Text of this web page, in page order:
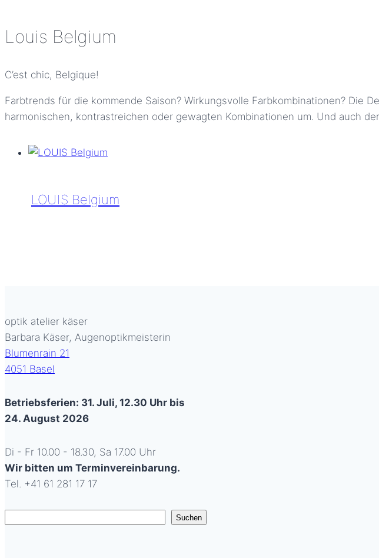
Louis Belgium
C’est chic, Belgique!
Farbtrends für die kommende Saison? Wirkungsvolle Farbkombinationen? Die
harmonischen, kontrastreichen oder gewagten Kombinationen um. Und auch
LOUIS Belgium
optik atelier käser
Barbara Käser, Augenoptikmeisterin
Blumenrain 21
4051 Basel
Betriebsferien: 31. Juli, 12.30 Uhr bis
24. August 2026
Di - Fr 10.00 - 18.30, Sa 17.00 Uhr
Wir bitten um Terminvereinbarung.
Tel. +41 61 281 17 17
Suchen